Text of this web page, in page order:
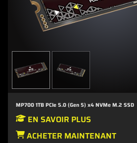
MP700 1TB PCIe 5.0 (Gen 5) x4 NVMe M.2 SSD
EN SAVOIR PLUS
ACHETER MAINTENANT